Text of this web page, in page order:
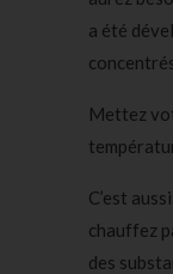
a été
Mettez
C’est
chauffez
des